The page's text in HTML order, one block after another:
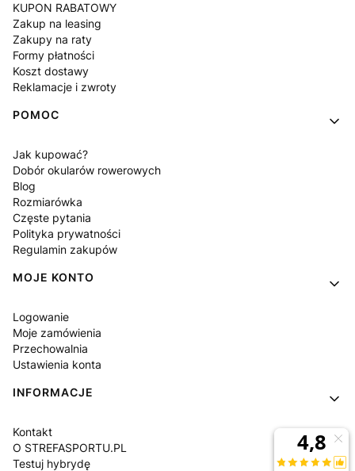
KUPON RABATOWY
Zakup na leasing
Zakupy na raty
Formy płatności
Koszt dostawy
Reklamacje i zwroty
POMOC
Jak kupować?
Dobór okularów rowerowych
Blog
Rozmiarówka
Częste pytania
Polityka prywatności
Regulamin zakupów
MOJE KONTO
Logowanie
Moje zamówienia
Przechowalnia
Ustawienia konta
INFORMACJE
Kontakt
O STREFASPORTU.PL
Testuj hybrydę